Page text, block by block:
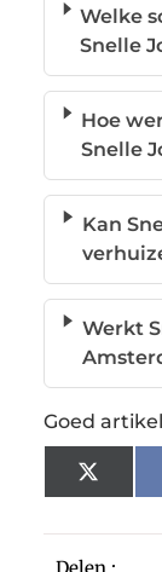
Welke
Snelle
Hoe
Snelle
Kan
Werkt
Goed
X